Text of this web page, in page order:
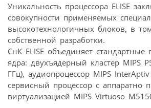
Уникальность процессора ELISE
совокупности применяемых
высокотехнологичных блоков, в
собственной разработки.
СнК ELISE объединяет стандартные
ядра: двухъядерный кластер MIPS
ГГц), аудиопроцессор MIPS
сервисный процессор с аппаратно
виртуализацией MIPS Virtuoso